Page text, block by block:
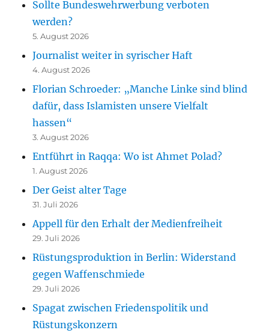
Sollte Bundeswehrwerbung verboten
werden?
5. August 2026
Journalist weiter in syrischer Haft
4. August 2026
Florian Schroeder: „Manche Linke sind blind
dafür, dass Islamisten unsere Vielfalt
hassen“
3. August 2026
Entführt in Raqqa: Wo ist Ahmet Polad?
1. August 2026
Der Geist alter Tage
31. Juli 2026
Appell für den Erhalt der Medienfreiheit
29. Juli 2026
Rüstungsproduktion in Berlin: Widerstand
gegen Waffenschmiede
29. Juli 2026
Spagat zwischen Friedenspolitik und
Rüstungskonzern